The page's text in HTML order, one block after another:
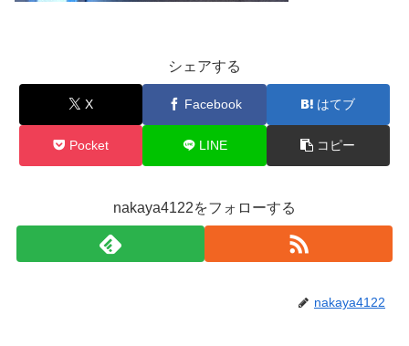
シェアする
X Facebook はてブ
Pocket LINE コピー
nakaya4122をフォローする
nakaya4122